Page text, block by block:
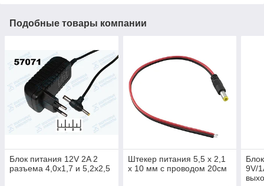
Подобные товары компании
Блок питания 12V 2A 2
разъема 4,0х1,7 и 5,2х2,5
Штекер питания 5,5 х 2,1
х 10 мм с проводом 20см
9V/